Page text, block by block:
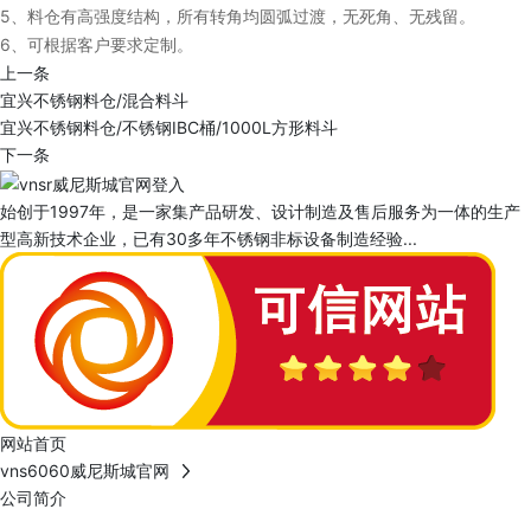
5、料仓有高强度结构，所有转角均圆弧过渡，无死角、无残留。
6、可根据客户要求定制。
上一条
宜兴不锈钢料仓/混合料斗
宜兴不锈钢料仓/不锈钢IBC桶/1000L方形料斗
下一条
始创于1997年，是一家集产品研发、设计制造及售后服务为一体的生产
型高新技术企业，已有30多年不锈钢非标设备制造经验...
网站首页
vns6060威尼斯城官网
公司简介